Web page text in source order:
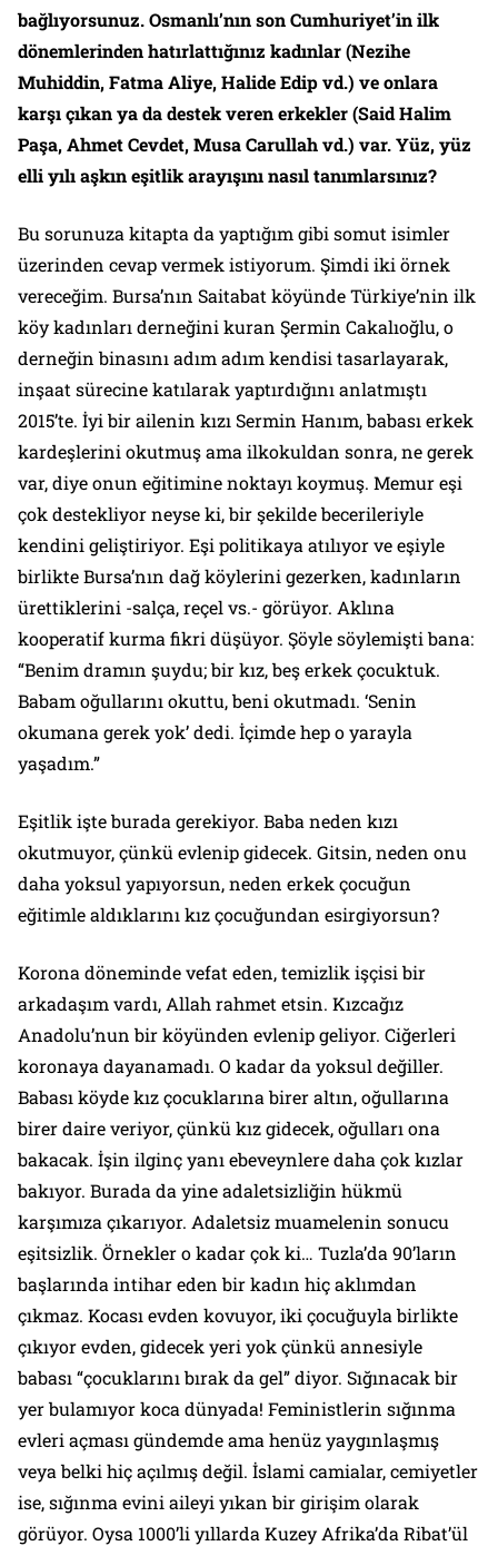
bağlıyorsunuz. Osmanlı’nın son Cumhuriyet’in ilk
dönemlerinden hatırlattığınız kadınlar (Nezihe
Muhiddin, Fatma Aliye, Halide Edip vd.) ve onlara
karşı çıkan ya da destek veren erkekler (Said Halim
Paşa, Ahmet Cevdet, Musa Carullah vd.) var. Yüz, yüz
elli yılı aşkın eşitlik arayışını nasıl tanımlarsınız?
Bu sorunuza kitapta da yaptığım gibi somut isimler
üzerinden cevap vermek istiyorum. Şimdi iki örnek
vereceğim. Bursa’nın Saitabat köyünde Türkiye’nin ilk
köy kadınları derneğini kuran Şermin Cakalıoğlu, o
derneğin binasını adım adım kendisi tasarlayarak,
inşaat sürecine katılarak yaptırdığını anlatmıştı
2015’te. İyi bir ailenin kızı Sermin Hanım, babası erkek
kardeşlerini okutmuş ama ilkokuldan sonra, ne gerek
var, diye onun eğitimine noktayı koymuş. Memur eşi
çok destekliyor neyse ki, bir şekilde becerileriyle
kendini geliştiriyor. Eşi politikaya atılıyor ve eşiyle
birlikte Bursa’nın dağ köylerini gezerken, kadınların
ürettiklerini -salça, reçel vs.- görüyor. Aklına
kooperatif kurma fikri düşüyor. Şöyle söylemişti bana:
“Benim dramın şuydu; bir kız, beş erkek çocuktuk.
Babam oğullarını okuttu, beni okutmadı. ‘Senin
okumana gerek yok’ dedi. İçimde hep o yarayla
yaşadım.”
Eşitlik işte burada gerekiyor. Baba neden kızı
okutmuyor, çünkü evlenip gidecek. Gitsin, neden onu
daha yoksul yapıyorsun, neden erkek çocuğun
eğitimle aldıklarını kız çocuğundan esirgiyorsun?
Korona döneminde vefat eden, temizlik işçisi bir
arkadaşım vardı, Allah rahmet etsin. Kızcağız
Anadolu’nun bir köyünden evlenip geliyor. Ciğerleri
koronaya dayanamadı. O kadar da yoksul değiller.
Babası köyde kız çocuklarına birer altın, oğullarına
birer daire veriyor, çünkü kız gidecek, oğulları ona
bakacak. İşin ilginç yanı ebeveynlere daha çok kızlar
bakıyor. Burada da yine adaletsizliğin hükmü
karşımıza çıkarıyor. Adaletsiz muamelenin sonucu
eşitsizlik. Örnekler o kadar çok ki… Tuzla’da 90’ların
başlarında intihar eden bir kadın hiç aklımdan
çıkmaz. Kocası evden kovuyor, iki çocuğuyla birlikte
çıkıyor evden, gidecek yeri yok çünkü annesiyle
babası “çocuklarını bırak da gel” diyor. Sığınacak bir
yer bulamıyor koca dünyada! Feministlerin sığınma
evleri açması gündemde ama henüz yaygınlaşmış
veya belki hiç açılmış değil. İslami camialar, cemiyetler
ise, sığınma evini aileyi yıkan bir girişim olarak
görüyor. Oysa 1000’li yıllarda Kuzey Afrika’da Ribat’ül